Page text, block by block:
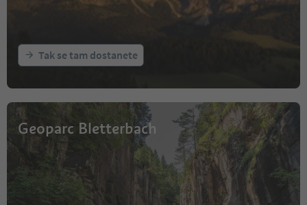
Tak se tam dostanete
Geoparc Bletterbach